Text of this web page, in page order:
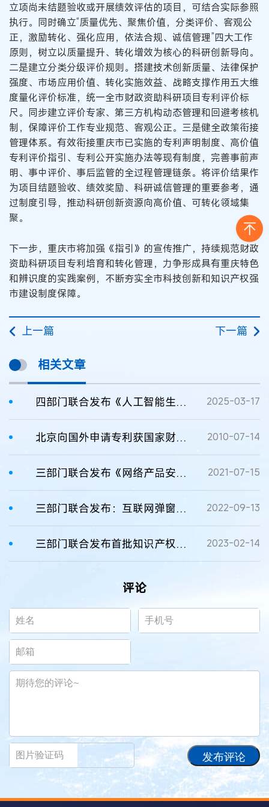
立项尚未结题验收或开展绩效评估的项目，可结合实际参照
执行。同时确立“质量优先、聚焦价值，分类评价、客观公
正，激励转化、强化应用，依法合规、诚信管理”四大工作
原则，树立以质量提升、转化增效为核心的科研创新导向。
二是建立分类分级评价规则。搭建技术创新质量、法律保护
强度、市场应用价值、转化实施效益、战略支撑作用五大维
度量化评价标准，统一全市财政资助科研项目专利评价标
尺。同步建立评价专家、第三方机构动态管理和回避考核机
制，保障评价工作专业规范、客观公正。三是健全政策衔接
管理体系。有效衔接重庆市已实施的专利声明制度、高价值
专利评价指引、专利公开实施办法等现有制度，完善事前声
明、事中评价、事后监管的全过程管理链条。将评价结果作
为项目结题验收、绩效奖励、科研诚信管理的重要参考，通
过制度引导，推动科研创新资源向高价值、可转化领域集
聚。
下一步，重庆市将加强《指引》的宣传推广，持续规范财政
资助科研项目专利培育和转化管理，力争形成具有重庆特色
和辨识度的实践案例，不断夯实全市科技创新和知识产权强
市建设制度保障。
上一篇 下一篇
相关文章
四部门联合发布《人工智能生成合成内容标识办法》 2025-03-17
北京向国外申请专利获国家财政资助逾1200万 2010-07-14
三部门联合发布《网络产品安全漏洞管理规定》 2021-07-15
三部门联合发布：互联网弹窗信息推送服务管理规定 2022-09-13
三部门联合发布首批知识产权质押融资及保险典型案例 2023-02-14
评论
发布评论